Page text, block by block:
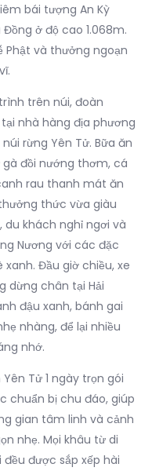
bái tượng An Kỳ
ở độ cao 1.068m.
Phật và thưởng ngoạn
trên núi, đoàn
nhà hàng địa phương
rừng Yên Tử. Bữa ăn
đồi nướng thơm, cá
rau thanh mát ăn
thức vừa giàu
du khách nghỉ ngơi và
Nương với các đặc
Đầu giờ chiều, xe
dừng chân tại Hải
đậu xanh, bánh gai
nhàng, để lại nhiều
nhớ.
Tử 1 ngày trọn gói
chuẩn bị chu đáo, giúp
gian tâm linh và cảnh
nhẹ. Mọi khâu từ di
được sắp xếp hài